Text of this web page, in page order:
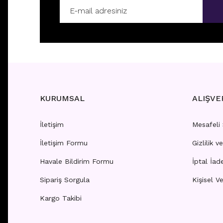
Fiyatları görebilmek içinüye girişi yapınız.
E134 - 6MM HALKA
Fiyatları görebilmek için
E165 -
KURUMSAL
İletişim
İletişim Formu
Havale Bildirim Formu
Sipariş Sorgula
Kargo Takibi
Mesafeli
Gizlilik
İptal
Kişisel